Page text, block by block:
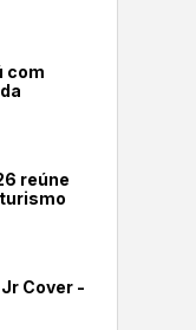
com
reúne
Cover -